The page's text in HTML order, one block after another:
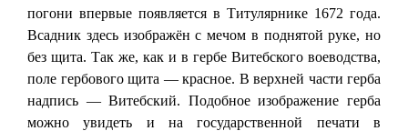
погони впервые появляется в Титулярнике 1672 года.
Всадник здесь изображён с мечом в поднятой руке, но
без щита. Так же, как и в гербе Витебского воеводства,
поле гербового щита — красное. В верхней части герба
надпись — Витебский. Подобное изображение герба
можно увидеть и на государственной печати в